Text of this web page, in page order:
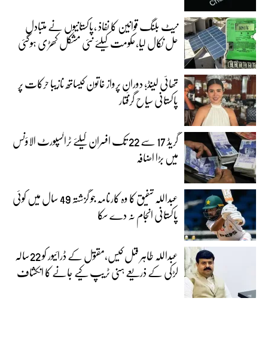
نیٹ بلنگ قوانین کا نفاذ ،پاکستانیوں نے متبادل
حل نکال لیا،حکومت کیلئے نئی مشکل کھڑی ہوگئی
تھائی لینڈ؛ دورانِ پرواز خاتون کیساتھ نازیبا حرکات پر
پاکستانی سیاح گرفتار
گریڈ 17 سے 22 تک افسران کیلئے ٹرانسپورٹ الاؤنس
میں بڑا اضافہ
عبداللہ شفیق کا وہ کارنامہ جو گزشتہ 49 سال میں کوئی
پاکستانی انجام نہ دے سکا
عبداللہ طاہر قتل کیس،مقتول کے ڈرائیور کو 22سالہ
لڑکی کے ذریعے ہنی ٹریپ کیے جانے کا انکشاف